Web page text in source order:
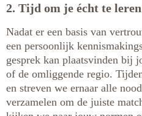
2. Tijd om je écht te
Nadat er een basis van
een persoonlijk
gesprek kan plaatsvinden bij
of de omliggende regio.
en streven we ernaar alle
verzamelen om de juiste